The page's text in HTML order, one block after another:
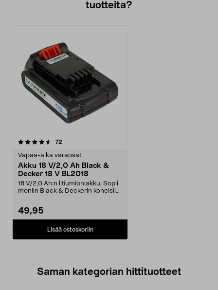
tuotteita?
72
Vapaa-aika varaosat
Akku 18 V/2,0 Ah Black &
Decker 18 V BL2018
18 V/2,0 Ah:n litiumioniakku. Sopii
moniin Black & Deckerin koneisiin
49,95
Lisää ostoskoriin
Saman kategorian hittituotteet